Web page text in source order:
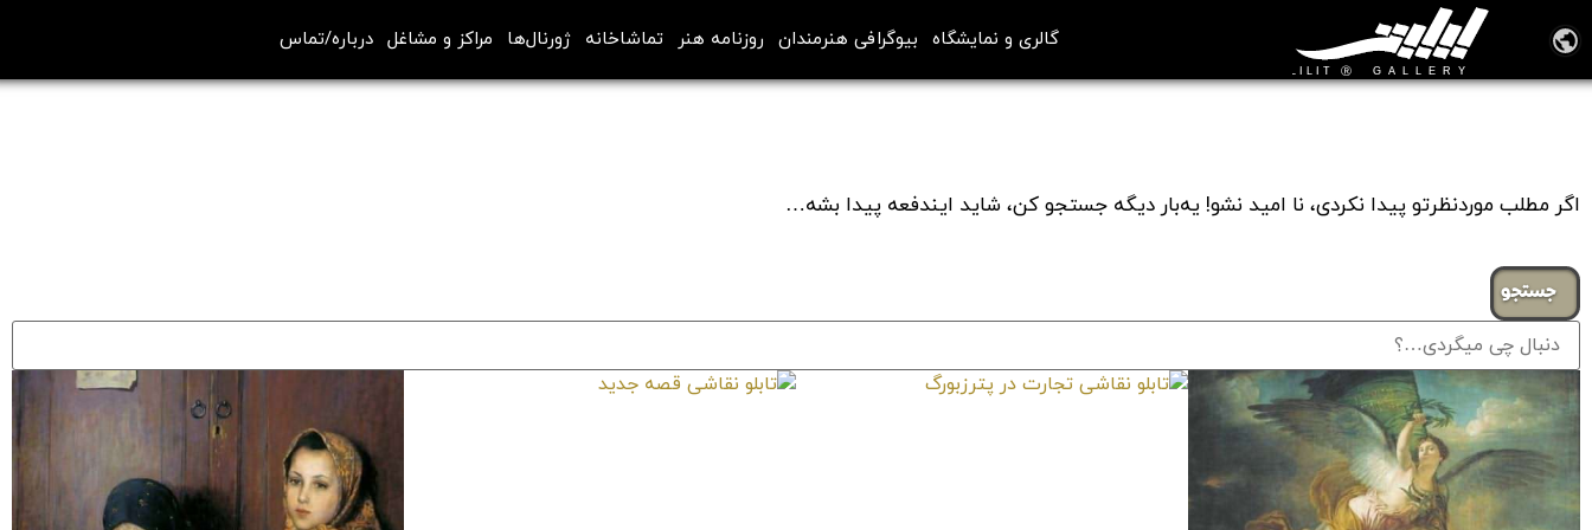
گالری و نمایشگاه بیوگرافی هنرمندان روزنامه هنر تماشاخانه ژورنال‌ها مراکز و مشاغل درباره/تماس
اگر مطلب موردنظرتو پیدا نکردی، نا امید نشو! یه‌بار دیگه جستجو کن، شاید ایندفعه پیدا بشه…
جستجو